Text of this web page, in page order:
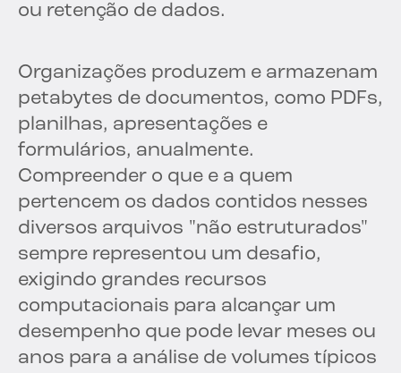
ou retenção de dados.
Organizações produzem e armazenam
petabytes de documentos, como PDFs,
planilhas, apresentações e
formulários, anualmente.
Compreender o que e a quem
pertencem os dados contidos nesses
diversos arquivos "não estruturados"
sempre representou um desafio,
exigindo grandes recursos
computacionais para alcançar um
desempenho que pode levar meses ou
anos para a análise de volumes típicos